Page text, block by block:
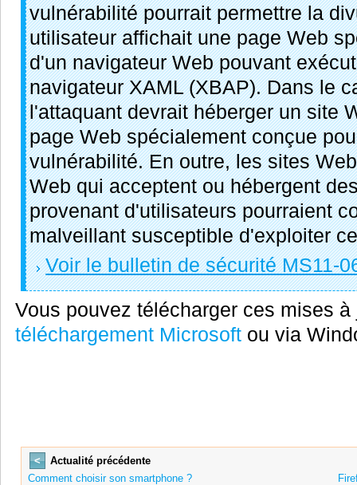
vulnérabilité pourrait permettre la
utilisateur affichait une page Web
d'un navigateur Web pouvant
navigateur XAML (XBAP). Dans le
l'attaquant devrait héberger un site
page Web spécialement conçue
vulnérabilité. En outre, les sites
Web qui acceptent ou hébergent
provenant d'utilisateurs pourraient
malveillant susceptible d'exploiter
Voir le bulletin de sécurité MS11-
Vous pouvez télécharger ces mises
téléchargement Microsoftou via
<
Actualité précédente
Comment choisir son smartphone ?